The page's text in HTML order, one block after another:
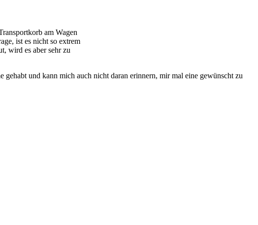
am Wagen
ist es nicht so extrem
wird es aber sehr zu
gehabt und kann mich auch nicht daran erinnern, mir mal eine gewünscht zu